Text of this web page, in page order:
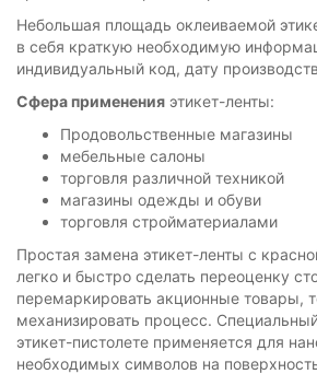
Небольшая площадь оклеиваемой
в себя краткую необходимую
индивидуальный код, дату
Сфера применения этикет-ленты:
Продовольственные магазины
мебельные салоны
торговля различной техникой
магазины одежды и обуви
торговля стройматериалами
Простая замена этикет-ленты с
легко и быстро сделать переоценку
перемаркировать акционные товары,
механизировать процесс.
этикет-пистолете применяется для
необходимых символов на